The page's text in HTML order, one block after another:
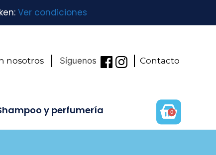
Ver condiciones
nosotros Síguenos Contacto
y perfumería 0